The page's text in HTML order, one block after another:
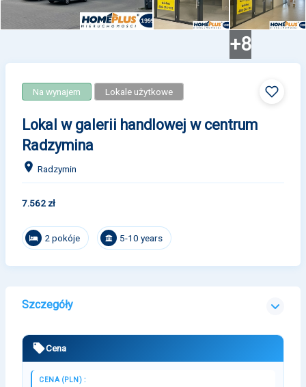
+8
Na wynajem Lokale użytkowe
Lokal w galerii handlowej w centrum
Radzymina
Radzymin
7.562 zł
2 pokóje 5-10 years
Szczegóły
Cena
CENA (PLN) :